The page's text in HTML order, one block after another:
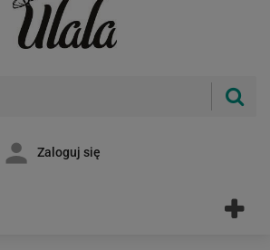
Zaloguj się